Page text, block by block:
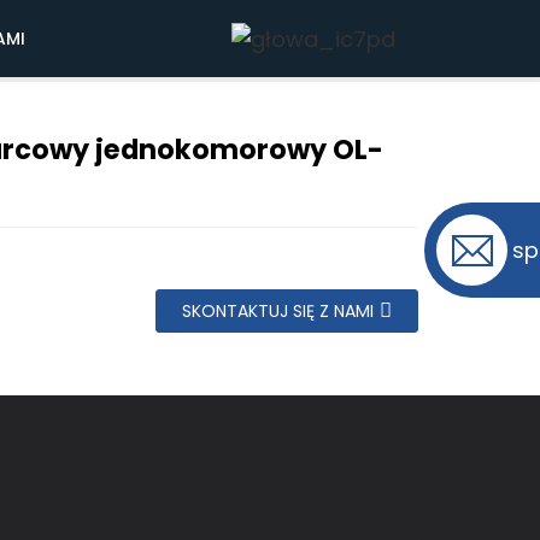
OL-FTR102L
jednokomorowy OL-
SKONTAKTUJ SIĘ Z NAMI